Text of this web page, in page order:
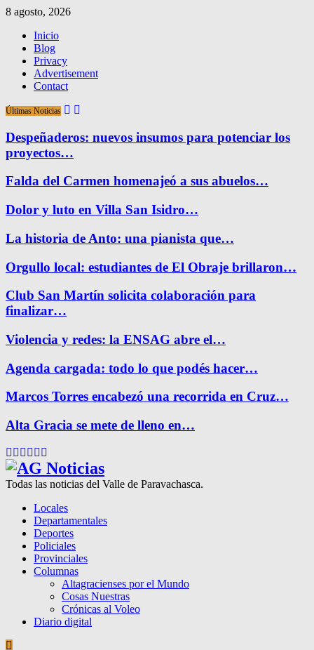
8 agosto, 2026
Inicio
Blog
Privacy
Advertisement
Contact
Últimas Noticias
Despeñaderos: nuevos insumos para potenciar los
proyectos…
Falda del Carmen homenajeó a sus abuelos…
Dolor y luto en Villa San Isidro…
La historia de Anto: una pianista que…
Orgullo local: estudiantes de El Obraje brillaron…
Club San Martín solicita colaboración para
finalizar…
Violencia y redes: la ENSAG abre el…
Agenda cargada: todo lo que podés hacer…
Marcos Torres encabezó una recorrida en Cruz…
Alta Gracia se mete de lleno en…
Facebook
Twitter
Instagram
Pinterest
Google
Todas las noticias del Valle de Paravachasca.
Locales
Departamentales
Deportes
Policiales
Provinciales
Columnas
Altagracienses por el Mundo
Cosas Nuestras
Crónicas al Voleo
Diario digital